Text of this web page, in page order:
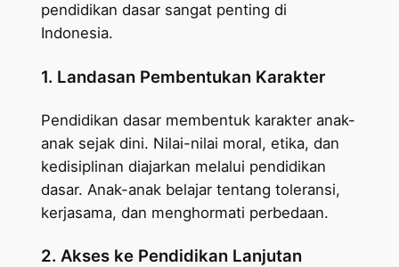
pendidikan dasar sangat penting di
Indonesia.
1. Landasan Pembentukan Karakter
Pendidikan dasar membentuk karakter anak-
anak sejak dini. Nilai-nilai moral, etika, dan
kedisiplinan diajarkan melalui pendidikan
dasar. Anak-anak belajar tentang toleransi,
kerjasama, dan menghormati perbedaan.
2. Akses ke Pendidikan Lanjutan